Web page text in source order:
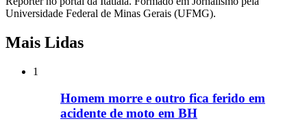
Universidade Federal de Minas Gerais (UFMG).
Mais Lidas
1
Homem morre e outro fica ferido em
acidente de moto em BH